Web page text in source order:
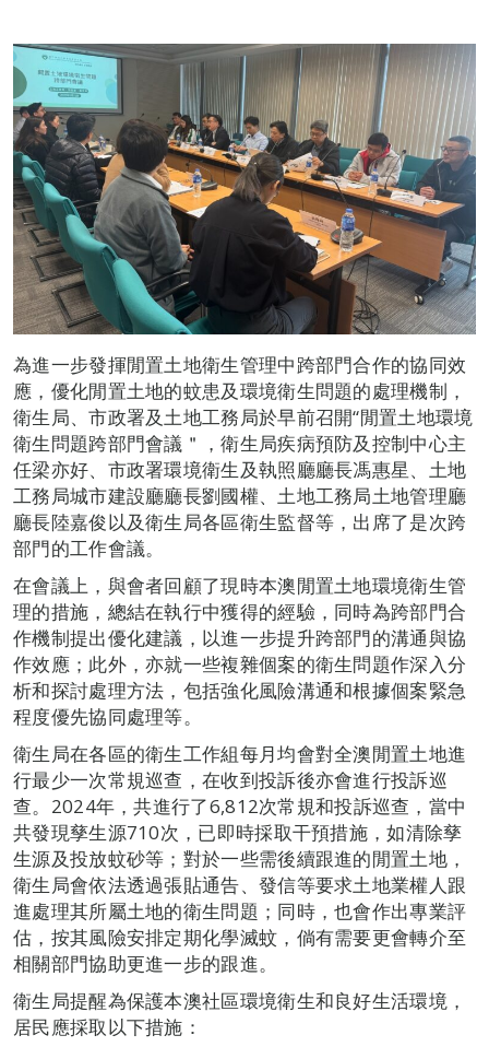
為進一步發揮閒置土地衛生管理中跨部門合作的協同效
應，優化閒置土地的蚊患及環境衛生問題的處理機制，
衛生局、市政署及土地工務局於早前召開“閒置土地環境
衛生問題跨部門會議＂，衛生局疾病預防及控制中心主
任梁亦好、市政署環境衛生及執照廳廳長馮惠星、土地
工務局城市建設廳廳長劉國權、土地工務局土地管理廳
廳長陸嘉俊以及衛生局各區衛生監督等，出席了是次跨
部門的工作會議。
在會議上，與會者回顧了現時本澳閒置土地環境衛生管
理的措施，總結在執行中獲得的經驗，同時為跨部門合
作機制提出優化建議，以進一步提升跨部門的溝通與協
作效應；此外，亦就一些複雜個案的衛生問題作深入分
析和探討處理方法，包括強化風險溝通和根據個案緊急
程度優先協同處理等。
衛生局在各區的衛生工作組每月均會對全澳閒置土地進
行最少一次常規巡查，在收到投訴後亦會進行投訴巡
查。2024年，共進行了6,812次常規和投訴巡查，當中
共發現孳生源710次，已即時採取干預措施，如清除孳
生源及投放蚊砂等；對於一些需後續跟進的閒置土地，
衛生局會依法透過張貼通告、發信等要求土地業權人跟
進處理其所屬土地的衛生問題；同時，也會作出專業評
估，按其風險安排定期化學滅蚊，倘有需要更會轉介至
相關部門協助更進一步的跟進。
衛生局提醒為保護本澳社區環境衛生和良好生活環境，
居民應採取以下措施：